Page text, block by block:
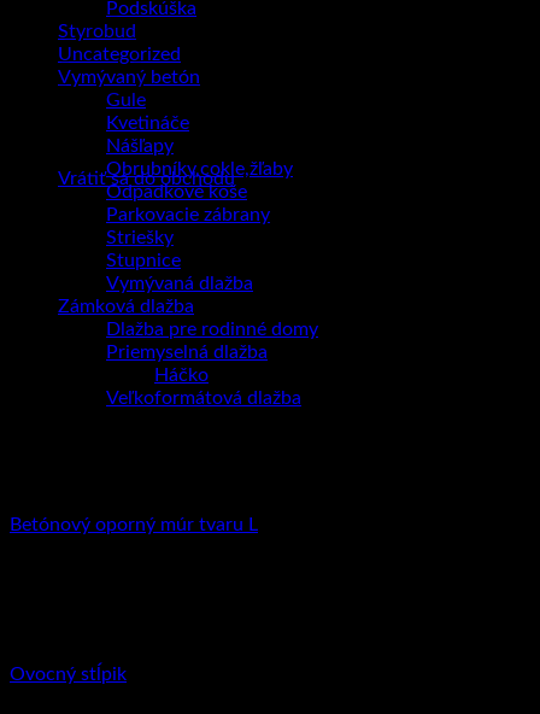
Žiadne produkty v košíku.
Vrátiť sa do obchodu
Podskúška
Styrobud
Uncategorized
Vymývaný betón
Gule
Kvetináče
Nášľapy
Obrubníky,cokle,žľaby
Odpadkové koše
Parkovacie zábrany
Striešky
Stupnice
Vymývaná dlažba
Zámková dlažba
Dlažba pre rodinné domy
Priemyselná dlažba
Háčko
Veľkoformátová dlažba
Betónový oporný múr tvaru L
Ovocný stĺpik